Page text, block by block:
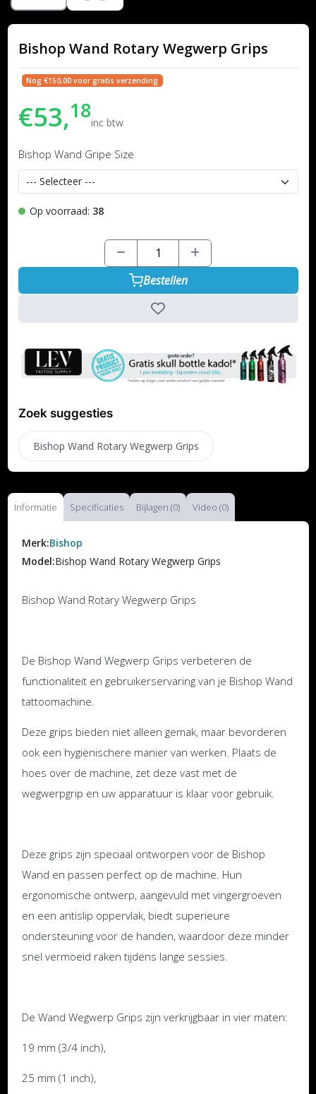
Bishop Wand Rotary Wegwerp Grips
Nog €150,00 voor gratis verzending
€53,18inc btw
Bishop Wand Gripe Size
Op voorraad: 38
Bestellen
Zoek suggesties
Bishop Wand Rotary Wegwerp Grips
Informatie Specificaties Bijlagen (0) Video (0)
Merk:Bishop
Model:Bishop Wand Rotary Wegwerp Grips
Bishop Wand Rotary Wegwerp Grips
De Bishop Wand Wegwerp Grips verbeteren de
functionaliteit en gebruikerservaring van je Bishop Wand
tattoomachine.
Deze grips bieden niet alleen gemak, maar bevorderen
ook een hygiënischere manier van werken. Plaats de
hoes over de machine, zet deze vast met de
wegwerpgrip en uw apparatuur is klaar voor gebruik.
Deze grips zijn speciaal ontworpen voor de Bishop
Wand en passen perfect op de machine. Hun
ergonomische ontwerp, aangevuld met vingergroeven
en een antislip oppervlak, biedt superieure
ondersteuning voor de handen, waardoor deze minder
snel vermoeid raken tijdens lange sessies.
De Wand Wegwerp Grips zijn verkrijgbaar in vier maten:
19 mm (3/4 inch),
25 mm (1 inch),